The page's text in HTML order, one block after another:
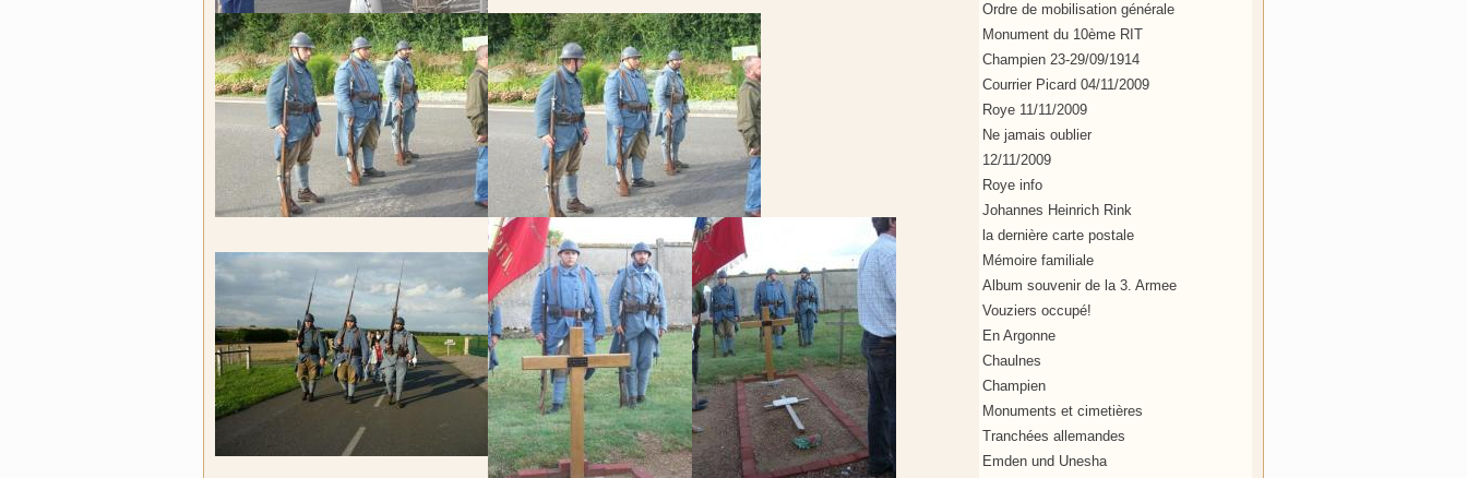
Ordre de mobilisation générale
Monument du 10ème RIT
Champien 23-29/09/1914
Courrier Picard 04/11/2009
Roye 11/11/2009
Ne jamais oublier
12/11/2009
Roye info
Johannes Heinrich Rink
la dernière carte postale
Mémoire familiale
Album souvenir de la 3. Armee
Vouziers occupé!
En Argonne
Chaulnes
Champien
Monuments et cimetières
Tranchées allemandes
Emden und Unesha